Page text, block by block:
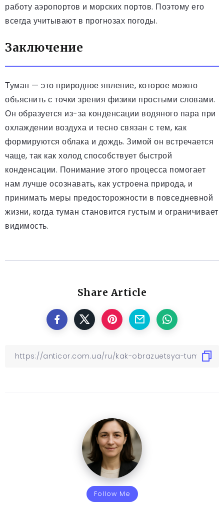
работу аэропортов и морских портов. Поэтому его
всегда учитывают в прогнозах погоды.
Заключение
Туман — это природное явление, которое можно
объяснить с точки зрения физики простыми словами.
Он образуется из-за конденсации водяного пара при
охлаждении воздуха и тесно связан с тем, как
формируются облака и дождь. Зимой он встречается
чаще, так как холод способствует быстрой
конденсации. Понимание этого процесса помогает
нам лучше осознавать, как устроена природа, и
принимать меры предосторожности в повседневной
жизни, когда туман становится густым и ограничивает
видимость.
Share Article
Follow Me